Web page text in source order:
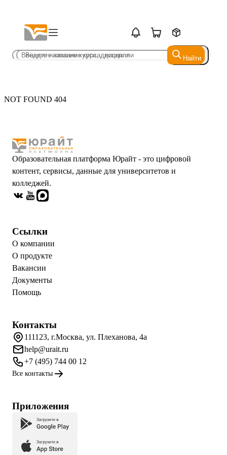
Найти
Найти
NOT FOUND 404
Образовательная платформа Юрайт - это цифровой
контент, сервисы, данные для университетов и
колледжей.
Ссылки
О компании
О продукте
Вакансии
Документы
Помощь
Контакты
111123, г.Москва, ул. Плеханова, 4а
help@urait.ru
+7 (495) 744 00 12
Все контакты
Приложения